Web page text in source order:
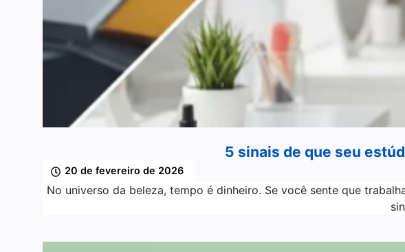
5 sinais de que seu
20 de fevereiro de 2026
No universo da beleza, tempo é dinheiro. Se você sente que